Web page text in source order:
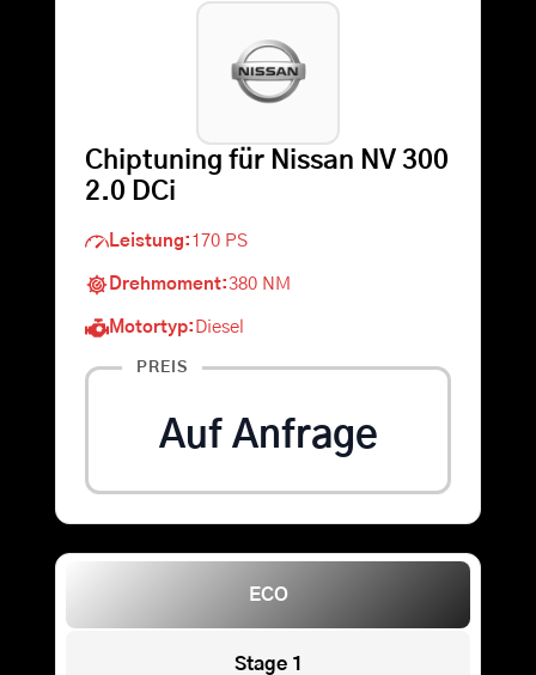
Warenkorb
Chiptuning für Nissan NV 300
2.0 DCi
Leistung: 170 PS
Drehmoment:380 NM
Motortyp: Diesel
PREIS
Auf Anfrage
ECO
Stage 1